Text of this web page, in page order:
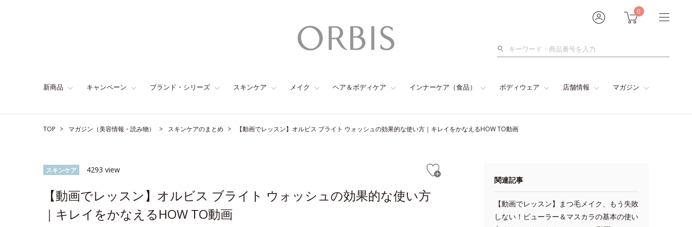
0
検
新商品 キャンペーン ブランド・シリーズ スキンケア メイク ヘア＆ボディケア インナーケア（食品） ボディウェア 店舗情報 マガジン
TOP マガジン（美容情報・読み物） スキンケアのまとめ 【動画でレッスン】オルビス ブライト ウォッシュの効果的な使い方｜キレイをかなえるHOW TO動画
スキンケア 4293 view
【動画でレッスン】オルビス ブライト ウォッシュの効果的な使い方
｜キレイをかなえるHOW TO動画
関連記事
【動画でレッスン】まつ毛メイク、もう失敗
しない！ビューラー＆マスカラの基本の使い